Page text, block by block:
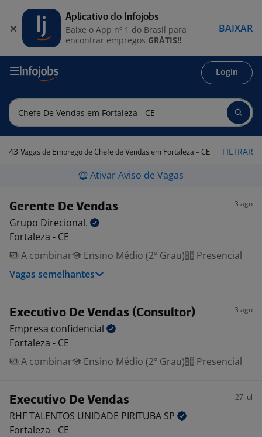
Login
43 Vagas de Emprego de Chefe de Vendas em Fortaleza - CE FILTRAR
Ativar Aviso de Vagas
Gerente De Vendas 3 ago
Grupo Direcional.
Fortaleza - CE
A combinar
Ensino Médio (2º Grau)
Presencial
Vagas semelhantes
Executivo De Vendas (Consultor) 3 ago
Empresa confidencial
Fortaleza - CE
A combinar
Ensino Médio (2º Grau) Presencial
Executivo De Vendas 27 jul
RHF TALENTOS UNIDADE PIRITUBA SP
Fortaleza - CE
Aplicativo do Infojobs
Baixe o App nº 1 do Brasil para
encontrar empregos GRÁTIS!!
BAIXAR